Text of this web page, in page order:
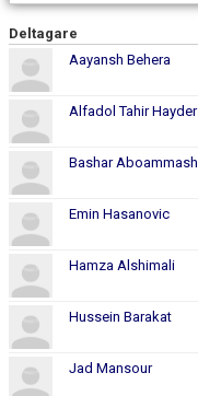
KALENDER
TRUPPEN
DOKUMENT
KONTAKT
Deltagare
Aayansh Behera
Alfadol Tahir Hayder
Bashar Aboammash
Emin Hasanovic
Hamza Alshimali
Hussein Barakat
Jad Mansour